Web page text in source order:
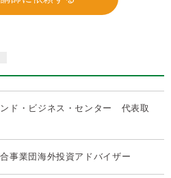
ド・ビジネス・センター 代表取
事業団海外投資アドバイザー